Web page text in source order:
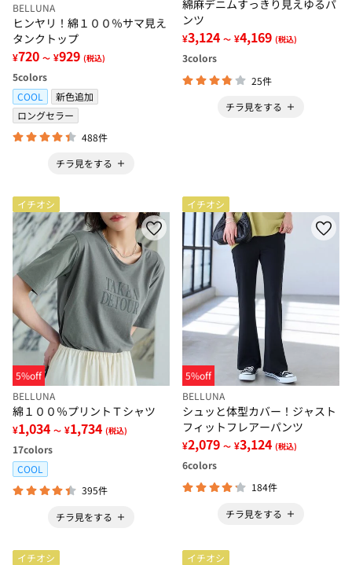
BELLUNA
ヒンヤリ！綿１００％サマ見え
タンクトップ
¥720 ～ ¥929 (税込)
5colors
COOL
新色追加
ロングセラー
488件
チラ見をする
綿麻デニムすっきり見えゆるパ
ンツ
¥3,124 ～ ¥4,169 (税込)
3colors
25件
チラ見をする
イチオシ
5%off
BELLUNA
綿１００％プリントＴシャツ
¥1,034 ～ ¥1,734 (税込)
17colors
COOL
395件
チラ見をする
イチオシ
5%off
BELLUNA
シュッと体型カバー！ジャスト
フィットフレアーパンツ
¥2,079 ～ ¥3,124 (税込)
6colors
184件
チラ見をする
イチオシ イチオシ